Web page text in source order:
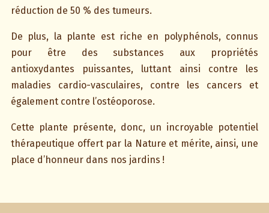
réduction de 50 % des tumeurs.
De plus, la plante est riche en polyphénols, connus
pour être des substances aux propriétés
antioxydantes puissantes, luttant ainsi contre les
maladies cardio-vasculaires, contre les cancers et
également contre l’ostéoporose.
Cette plante présente, donc, un incroyable potentiel
thérapeutique offert par la Nature et mérite, ainsi, une
place d’honneur dans nos jardins !